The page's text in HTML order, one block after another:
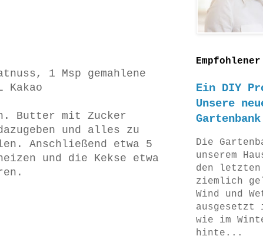
1 Msp gemahlene
Butter mit Zucker
und alles zu
Anschließend etwa 5
und die Kekse etwa
Ein DIY
Unsere
Die
unserem
den letzten
ziemlich
Wind und
ausgesetzt
wie im
hinte...